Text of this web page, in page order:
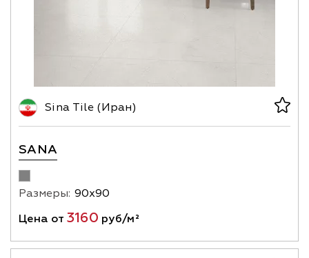
Sina Tile (Иран)
SANA
Размеры: 90х90
Цена от 3160 руб/м²